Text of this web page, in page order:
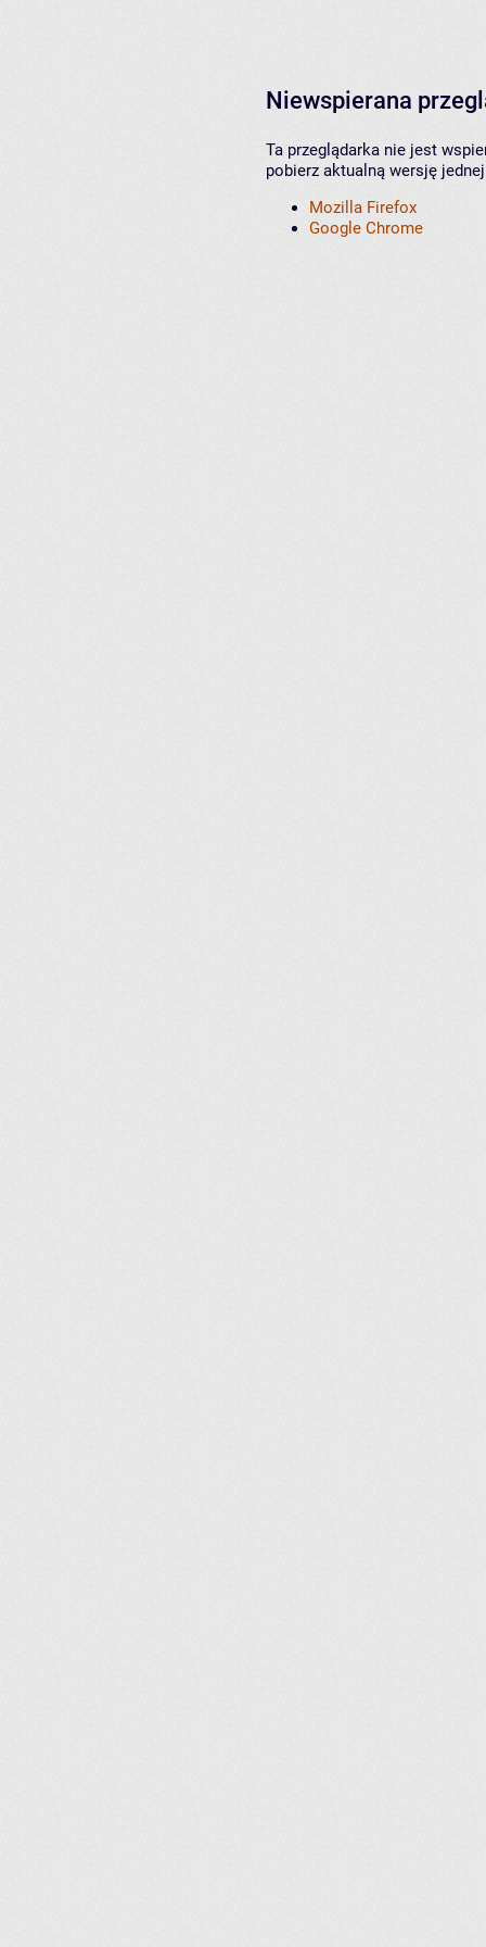
Niewspierana
Ta przeglądarka nie jest
pobierz aktualną wersję
Mozilla Firefox
Google Chrome